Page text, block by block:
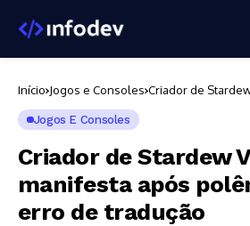
Início Jogos e Consoles Criador de
Jogos E Consoles
Criador de Stardew
manifesta após
erro de tradução